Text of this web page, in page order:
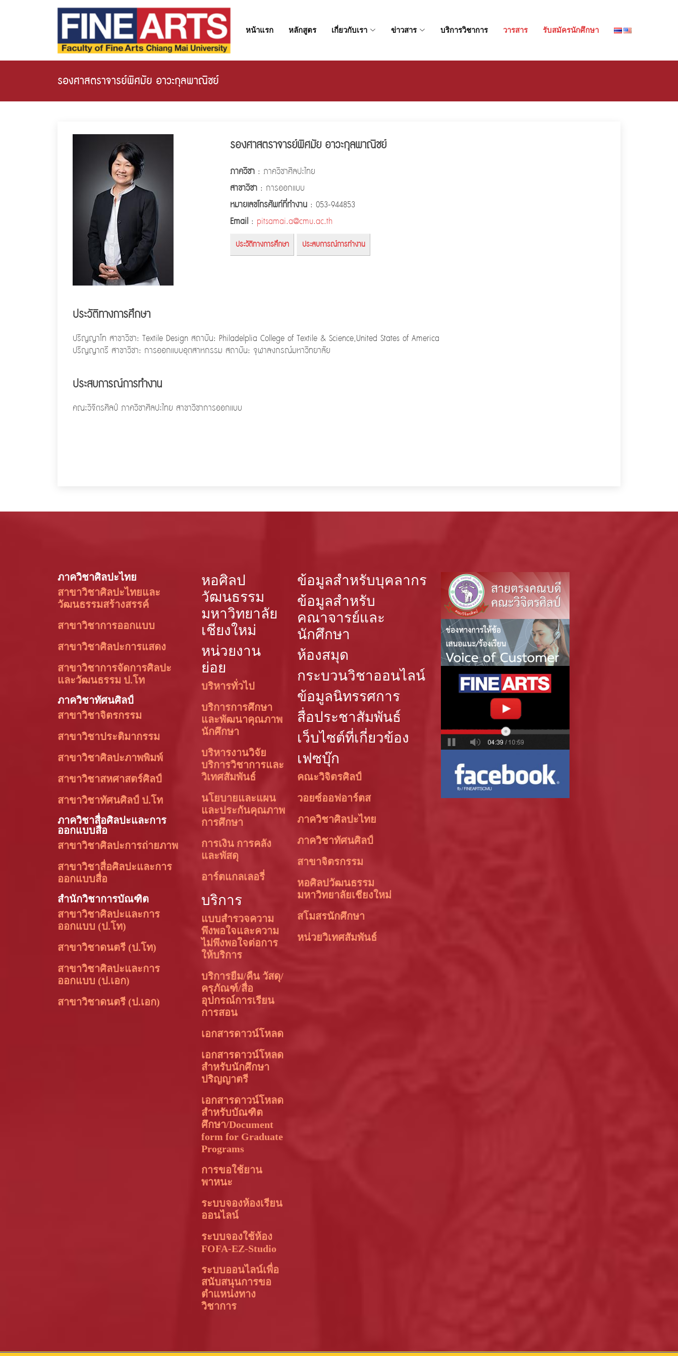
หน้าแรก หลักสูตร เกี่ยวกับเรา ข่าวสาร บริการวิชาการ วารสาร รับสมัครนักศึกษา
รองศาสตราจารย์พิศมัย อาวะกุลพาณิชย์
รองศาสตราจารย์พิศมัย อาวะกุลพาณิชย์
ภาควิชา : ภาควิชาศิลปะไทย
สาขาวิชา : การออกแบบ
หมายเลขโทรศัพท์ที่ทำงาน : 053-944853
Email : pitsamai.a@cmu.ac.th
ประวัติทางการศึกษา ประสบการณ์การทำงาน
ประวัติทางการศึกษา
ปริญญาโท สาขาวิชา: Textile Design สถาบัน: Philadelplia College of Textile & Science,United States of America
ปริญญาตรี สาขาวิชา: การออกแบบอุตสาหกรรม สถาบัน: จุฬาลงกรณ์มหาวิทยาลัย
ประสบการณ์การทำงาน
คณะวิจิตรศิลป์ ภาควิชาศิลปะไทย สาขาวิชาการออกแบบ
ภาควิชาศิลปะไทย
สาขาวิชาศิลปะไทยและ
วัฒนธรรมสร้างสรรค์
สาขาวิชาการออกแบบ
สาขาวิชาศิลปะการแสดง
สาขาวิชาการจัดการศิลปะ
และวัฒนธรรม ป.โท
ภาควิชาทัศนศิลป์
สาขาวิชาจิตรกรรม
สาขาวิชาประติมากรรม
สาขาวิชาศิลปะภาพพิมพ์
สาขาวิชาสหศาสตร์ศิลป์
สาขาวิชาทัศนศิลป์ ป.โท
ภาควิชาสื่อศิลปะและการ
ออกแบบสื่อ
สาขาวิชาศิลปะการถ่ายภาพ
สาขาวิชาสื่อศิลปะและการ
ออกแบบสื่อ
สำนักวิชาการบัณฑิต
สาขาวิชาศิลปะและการ
ออกแบบ (ป.โท)
สาขาวิชาดนตรี (ป.โท)
สาขาวิชาศิลปะและการ
ออกแบบ (ป.เอก)
สาขาวิชาดนตรี (ป.เอก)
หอศิลป
วัฒนธรรม
มหาวิทยาลัย
เชียงใหม่
หน่วยงาน
ย่อย
บริหารทั่วไป
บริการการศึกษา
และพัฒนาคุณภาพ
นักศึกษา
บริหารงานวิจัย
บริการวิชาการและ
วิเทศสัมพันธ์
นโยบายและแผน
และประกันคุณภาพ
การศึกษา
การเงิน การคลัง
และพัสดุ
อาร์ตแกลเลอรี่
บริการ
แบบสำรวจความ
พึงพอใจและความ
ไม่พึงพอใจต่อการ
ให้บริการ
บริการยืม/คืน วัสดุ/
ครุภัณฑ์/สื่อ
อุปกรณ์การเรียน
การสอน
เอกสารดาวน์โหลด
เอกสารดาวน์โหลด
สำหรับนักศึกษา
ปริญญาตรี
เอกสารดาวน์โหลด
สำหรับบัณฑิต
ศึกษา/Document
form for Graduate
Programs
การขอใช้ยาน
พาหนะ
ระบบจองห้องเรียน
ออนไลน์
ระบบจองใช้ห้อง
FOFA-EZ-Studio
ระบบออนไลน์เพื่อ
สนับสนุนการขอ
ตำแหน่งทาง
วิชาการ
ข้อมูลสำหรับบุคลากร
ข้อมูลสำหรับ
คณาจารย์และ
นักศึกษา
ห้องสมุด
กระบวนวิชาออนไลน์
ข้อมูลนิทรรศการ
สื่อประชาสัมพันธ์
เว็บไซต์ที่เกี่ยวข้อง
เฟซบุ๊ก
คณะวิจิตรศิลป์
วอยซ์ออฟอาร์ตส
ภาควิชาศิลปะไทย
ภาควิชาทัศนศิลป์
สาขาจิตรกรรม
หอศิลปวัฒนธรรม
มหาวิทยาลัยเชียงใหม่
สโมสรนักศึกษา
หน่วยวิเทศสัมพันธ์